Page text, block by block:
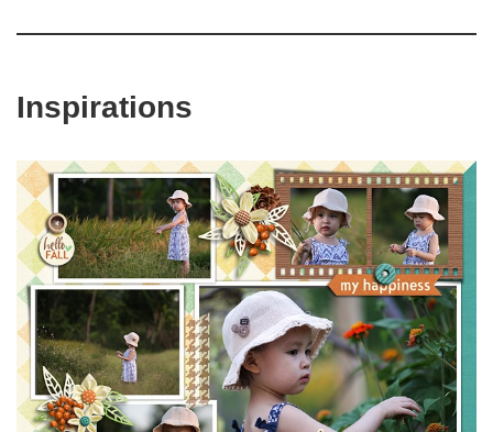
Inspirations